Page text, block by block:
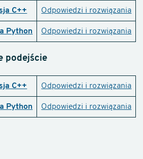
C++ Odpowiedzi i rozwiązania
Python Odpowiedzi i rozwiązania
podejście
C++ Odpowiedzi i rozwiązania
Python Odpowiedzi i rozwiązania